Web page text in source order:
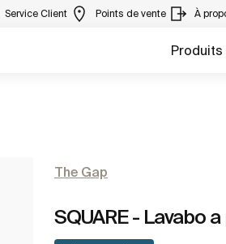
Service Client Points de vente À
Produits
The Gap
SQUARE - Lavabo